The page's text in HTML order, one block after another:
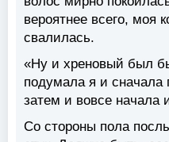
вероятнее всего, моя
свалилась.
«Ну и хреновый был
подумала я и сначала
затем и вовсе начала
Со стороны пола